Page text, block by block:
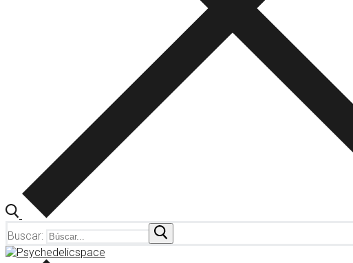
Buscar: